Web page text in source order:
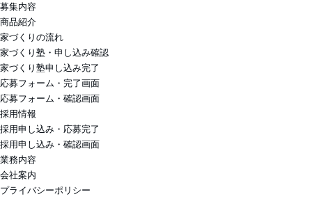
募集内容
商品紹介
家づくりの流れ
家づくり塾・申し込み確認
家づくり塾申し込み完了
応募フォーム・完了画面
応募フォーム・確認画面
採用情報
採用申し込み・応募完了
採用申し込み・確認画面
業務内容
会社案内
プライバシーポリシー